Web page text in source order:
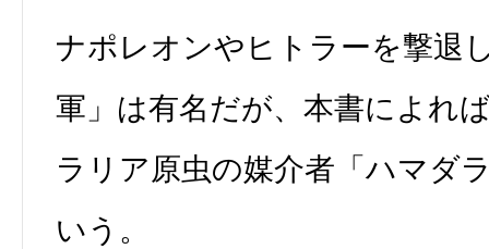
ナポレオンやヒトラーを撃退
軍」は有名だが、本書によれ
ラリア原虫の媒介者「ハマダ
いう。